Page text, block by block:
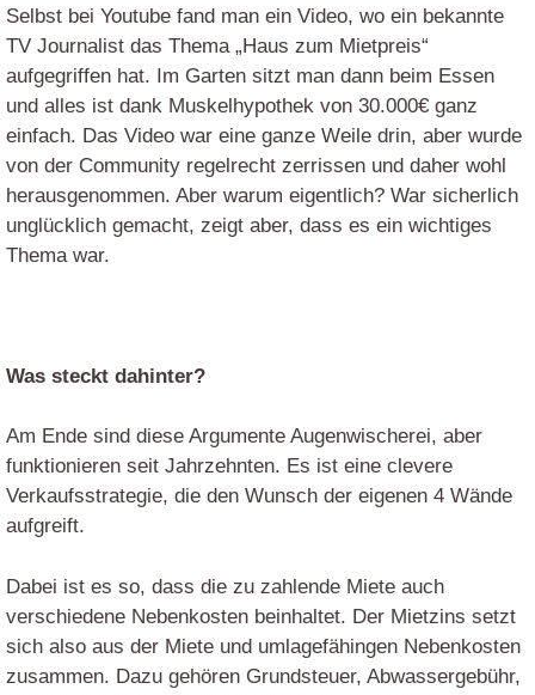
Selbst bei Youtube fand man ein Video, wo ein bekannte
TV Journalist das Thema „Haus zum Mietpreis“
aufgegriffen hat. Im Garten sitzt man dann beim Essen
und alles ist dank Muskelhypothek von 30.000€ ganz
einfach. Das Video war eine ganze Weile drin, aber wurde
von der Community regelrecht zerrissen und daher wohl
herausgenommen. Aber warum eigentlich? War sicherlich
unglücklich gemacht, zeigt aber, dass es ein wichtiges
Thema war.
Was steckt dahinter?
Am Ende sind diese Argumente Augenwischerei, aber
funktionieren seit Jahrzehnten. Es ist eine clevere
Verkaufsstrategie, die den Wunsch der eigenen 4 Wände
aufgreift.
Dabei ist es so, dass die zu zahlende Miete auch
verschiedene Nebenkosten beinhaltet. Der Mietzins setzt
sich also aus der Miete und umlagefähingen Nebenkosten
zusammen. Dazu gehören Grundsteuer, Abwassergebühr,